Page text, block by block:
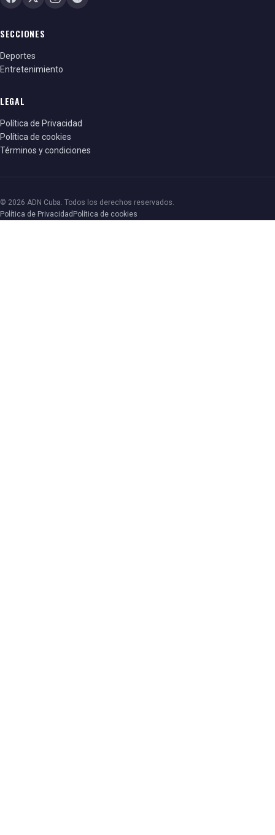
SECCIONES
Deportes
Entretenimiento
LEGAL
Política de Privacidad
Política de cookies
Términos y condiciones
© 2026 ADN Cuba. Todos los derechos reservados.
Política de Privacidad Política de cookies